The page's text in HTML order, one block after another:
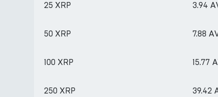
25 XRP 3.94
50 XRP 7.88
100 XRP 15.77
250 XRP 39.42